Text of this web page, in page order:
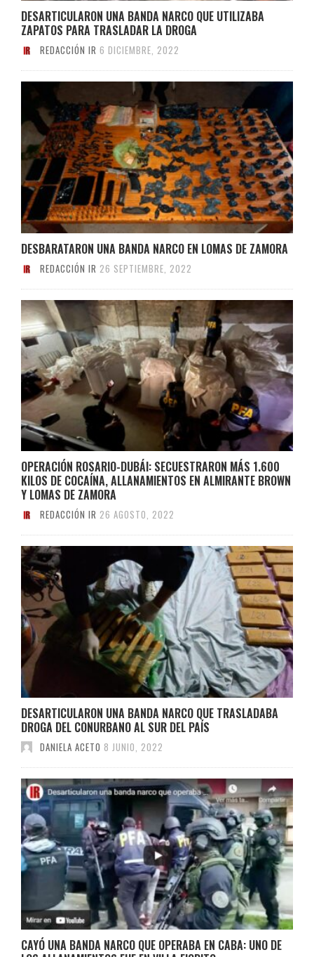
DESARTICULARON UNA BANDA NARCO QUE UTILIZABA
ZAPATOS PARA TRASLADAR LA DROGA
REDACCIÓN IR 6 DICIEMBRE, 2022
DESBARATARON UNA BANDA NARCO EN LOMAS DE ZAMORA
REDACCIÓN IR 26 SEPTIEMBRE, 2022
OPERACIÓN ROSARIO-DUBÁI: SECUESTRARON MÁS 1.600
KILOS DE COCAÍNA, ALLANAMIENTOS EN ALMIRANTE BROWN
Y LOMAS DE ZAMORA
REDACCIÓN IR 26 AGOSTO, 2022
DESARTICULARON UNA BANDA NARCO QUE TRASLADABA
DROGA DEL CONURBANO AL SUR DEL PAÍS
DANIELA ACETO 8 JUNIO, 2022
CAYÓ UNA BANDA NARCO QUE OPERABA EN CABA: UNO DE